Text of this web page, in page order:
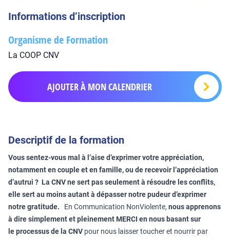
Informations d’inscription
Organisme de Formation
La COOP CNV
AJOUTER À MON CALENDRIER
Descriptif de la formation
Vous sentez-vous mal à l’aise d’exprimer votre appréciation,
notamment en couple et en famille, ou de recevoir l’appréciation
d’autrui ? La CNV ne sert pas seulement à résoudre les conflits,
elle sert au moins autant à dépasser notre pudeur d’exprimer
notre gratitude. En Communication NonViolente, nous apprenons
à dire simplement et pleinement MERCI en nous basant sur
leprocessus de la CNV pour nous laisser toucher et nourrir par